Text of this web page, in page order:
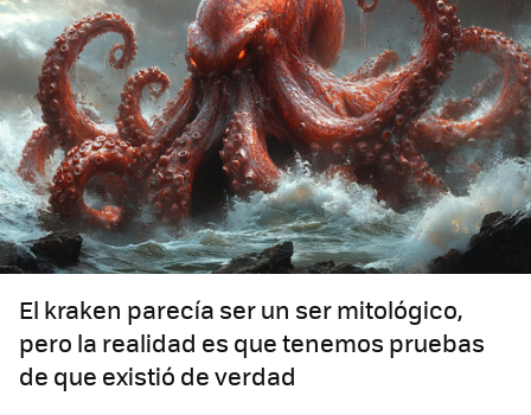
El kraken parecía ser un ser mitológico,
pero la realidad es que tenemos pruebas
de que existió de verdad